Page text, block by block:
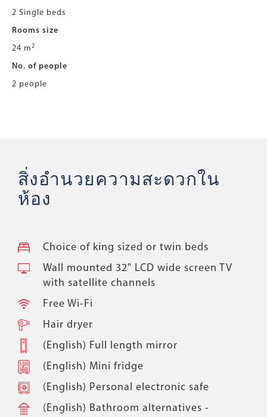
2 Single beds
Rooms size
24 m2
No. of people
2 people
สิ่งอำนวยความสะดวกใน
ห้อง
Choice of king sized or twin beds
Wall mounted 32" LCD wide screen TV
with satellite channels
Free Wi-Fi
Hair dryer
(English) Full length mirror
(English) Mini fridge
(English) Personal electronic safe
(English) Bathroom alternatives -